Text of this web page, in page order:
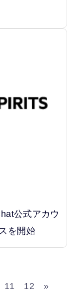
公式アカウ
を開始
11 12 »